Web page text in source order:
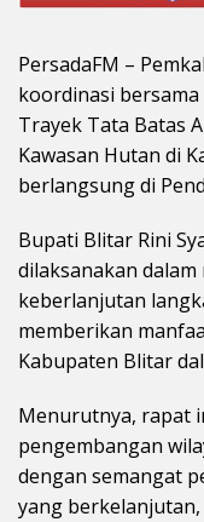
PersadaFM –
koordinasi
Trayek Tata Batas
Kawasan Hutan di
berlangsung di
Bupati Blitar Rini
dilaksanakan
keberlanjutan
memberikan
Kabupaten Blitar
Menurutnya, rapat
pengembangan
dengan semangat
yang